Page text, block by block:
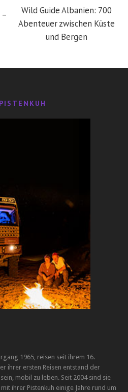
Wild Guide Albanien: 700
Abenteuer zwischen Küste
und Bergen
1965, reisen seit ihrem 16.
ihrer ersten Reisen entstand der
mobil zu leben. Seit 2004 sind sie
ihrer Pistenkuh einige Jahre rund um